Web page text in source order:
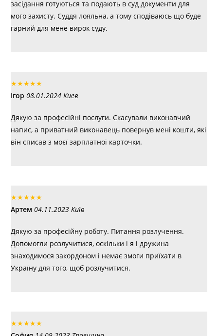
засідання готуються та подають в суд документи для
мого захисту. Суддя лояльна, а тому сподіваюсь що буде
гарний для мене вирок суду.
★★★★★
Ігор 08.01.2024 Киев
Дякую за професійні послуги. Скасували виконавчий
напис, а приватний виконавець повернув мені кошти, які
він списав з моєї зарплатної карточки.
★★★★★
Артем 04.11.2023 Київ
Дякую за професійну роботу. Питання розлучення.
Допомогли розлучитися, оскільки і я і дружина
знаходимося закордоном і немає змоги приїхати в
Україну для того, щоб розлучитися.
★★★★★